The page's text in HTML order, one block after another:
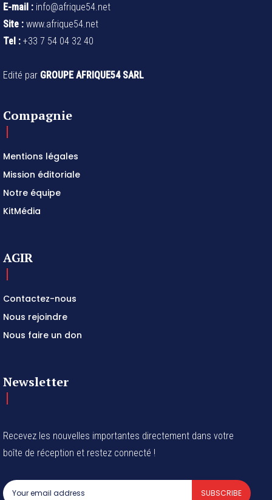
E-mail : info@afrique54.net
Site : www.afrique54.net
Tel : +33 7 54 04 32 40
Edité par GROUPE AFRIQUE54 SARL
Compagnie
Mentions légales
Mission éditoriale
Notre équipe
KitMédia
AGIR
Contactez-nous
Nous rejoindre
Nous faire un don
Newsletter
Recevez les nouvelles importantes directement dans votre
boîte de réception et restez connecté !
SUBSCRIBE